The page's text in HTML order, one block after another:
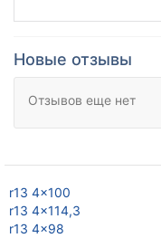
Новые отзывы
Отзывов еще нет
r13 4x100
r13 4x114,3
r13 4x98